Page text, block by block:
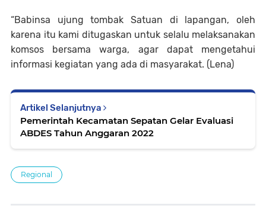
“Babinsa ujung tombak Satuan di lapangan, oleh
karena itu kami ditugaskan untuk selalu melaksanakan
komsos bersama warga, agar dapat mengetahui
informasi kegiatan yang ada di masyarakat. (Lena)
Artikel Selanjutnya
Pemerintah Kecamatan Sepatan Gelar Evaluasi
ABDES Tahun Anggaran 2022
Regional